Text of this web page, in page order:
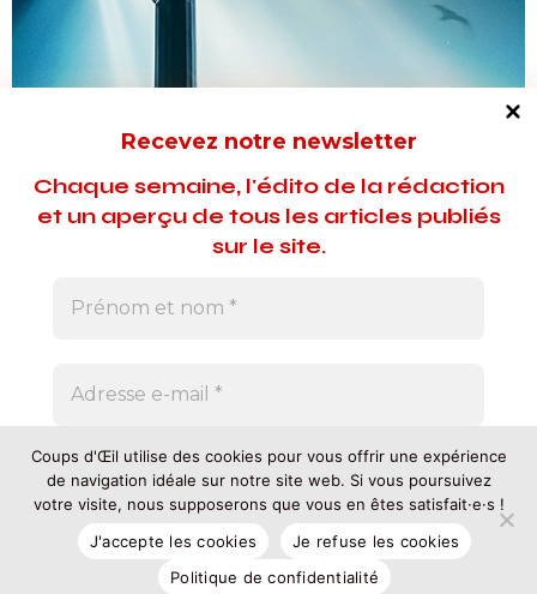
Recevez notre newsletter
Chaque semaine, l'édito de la rédaction
et un aperçu de tous les articles publiés
sur le site.
pouvez vous désinscrire quand vous le souhaitez.
© 2025 – Tous droits réservés
Rédacteur en chef adjoint - Administrateur : Peter Avondo
POLITIQUE DE CONFIDENTIALITÉ MENTIONS LÉGALES
Coups d'Œil utilise des cookies pour vous offrir une expérience
de navigation idéale sur notre site web. Si vous poursuivez
votre visite, nous supposerons que vous en êtes satisfait·e·s !
J'accepte les cookies
Je refuse les cookies
Politique de confidentialité